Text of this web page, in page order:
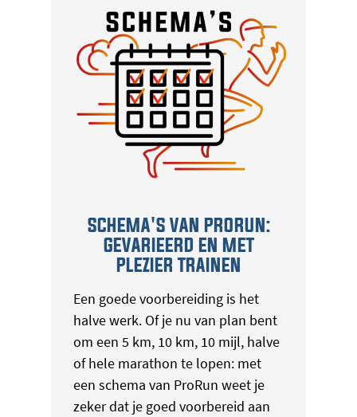
SCHEMA'S VAN PRORUN:
GEVARIEERD EN MET
PLEZIER TRAINEN
Een goede voorbereiding is het
halve werk. Of je nu van plan bent
om een 5 km, 10 km, 10 mijl, halve
of hele marathon te lopen: met
een schema van ProRun weet je
zeker dat je goed voorbereid aan